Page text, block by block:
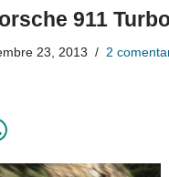
911
23, 2013 2